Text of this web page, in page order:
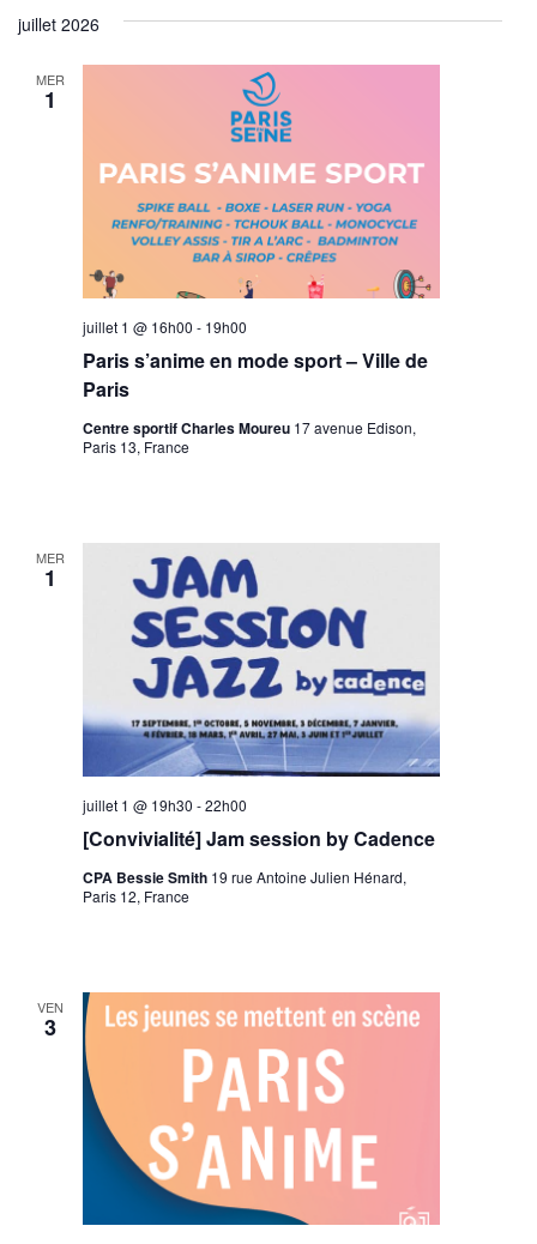
juillet 2026
MER
1
Paris s’anime en mode sport – Ville de
Paris
juillet 1 @ 16h00 - 19h00
Centre sportif Charles Moureu 17 avenue Edison,
Paris 13, France
MER
1
[Convivialité] Jam session by Cadence
juillet 1 @ 19h30 -22h00
CPA Bessie Smith 19 rue Antoine Julien Hénard,
Paris 12, France
VEN
3